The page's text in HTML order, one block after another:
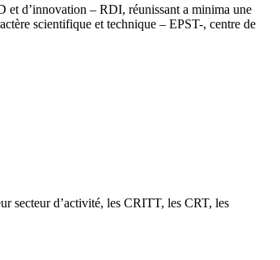
et d’innovation – RDI, réunissant a minima une
scientifique et technique – EPST-, centre de
secteur d’activité, les CRITT, les CRT, les